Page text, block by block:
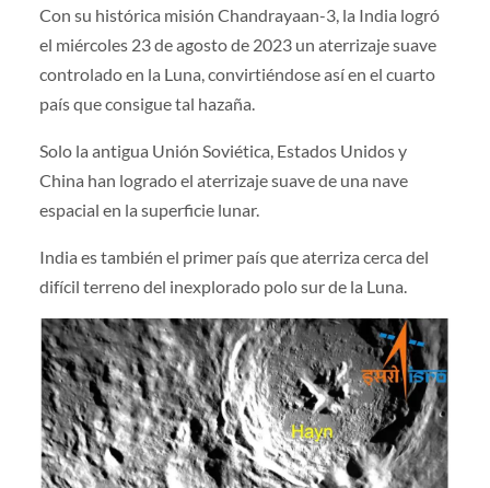
Con su histórica misión Chandrayaan-3, la India logró
el miércoles 23 de agosto de 2023 un aterrizaje suave
controlado en la Luna, convirtiéndose así en el cuarto
país que consigue tal hazaña.
Solo la antigua Unión Soviética, Estados Unidos y
China han logrado el aterrizaje suave de una nave
espacial en la superficie lunar.
India es también el primer país que aterriza cerca del
difícil terreno del inexplorado polo sur de la Luna.